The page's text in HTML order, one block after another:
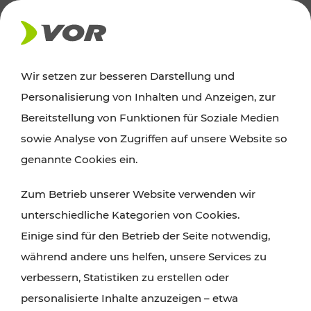
PRESSE
10.02.2025
Die neue ciao App: mit einem
Klick einfach Öffi-Fahren in der
Ostregion
Wien, St. Pölten, Eisenstadt, 10. Februar – Der
Verkehrsverbund Ost-Region (VOR), die Wiener
Linien und die Wiener Lokalbahnen (WLB) starten
am 10. Februar 2025 gemeinsam ein neues
Wir setzen zur besseren Darstellung und
Personalisierung von Inhalten und Anzeigen, zur
Bereitstellung von Funktionen für Soziale Medien
sowie Analyse von Zugriffen auf unsere Website so
genannte Cookies ein.
Zum Betrieb unserer Website verwenden wir
unterschiedliche Kategorien von Cookies.
Einige sind für den Betrieb der Seite notwendig,
während andere uns helfen, unsere Services zu
verbessern, Statistiken zu erstellen oder
personalisierte Inhalte anzuzeigen – etwa